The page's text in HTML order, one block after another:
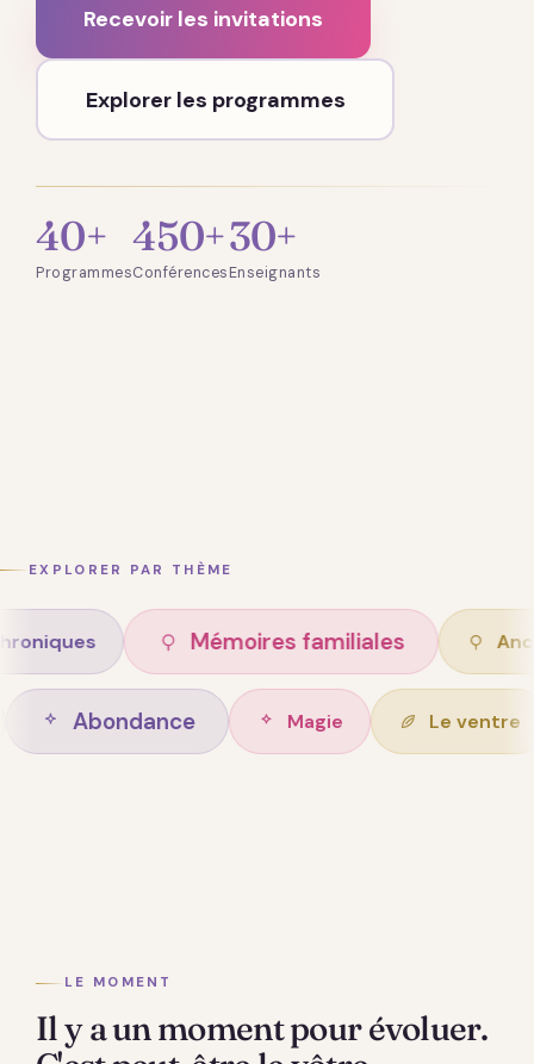
Recevoir les invitations
Explorer les programmes
40+
Programmes
450+
Conférences
30+
Enseignants
EXPLORER PAR THÈME
Mémoires familiales Ancêtres
de vie Abondance Magie
LE MOMENT
Il y a un moment pour évoluer.